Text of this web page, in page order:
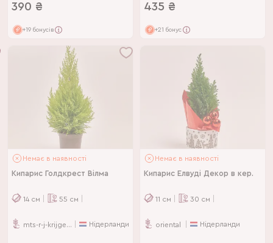
390 ₴
+19 бонусів
435 ₴
+21 бонус
Немає в наявності
Кипарис Голдкрест Вілма
14 см 55 см
mts-r-j-krijger-visser Нідерланди
Немає в наявності
Кипарис Елвуді Декор в кер.
11 см 30 см
oriental Нідерланди